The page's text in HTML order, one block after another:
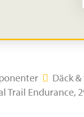
Däck
Trail Endurance,